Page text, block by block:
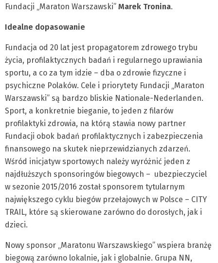
Fundacji „Maraton Warszawski” Marek Tronina.
Idealne dopasowanie
Fundacja od 20 lat jest propagatorem zdrowego trybu
życia, profilaktycznych badań i regularnego uprawiania
sportu, a co za tym idzie – dba o zdrowie fizyczne i
psychiczne Polaków. Cele i priorytety Fundacji „Maraton
Warszawski” są bardzo bliskie Nationale-Nederlanden.
Sport, a konkretnie bieganie, to jeden z filarów
profilaktyki zdrowia, na którą stawia nowy partner
Fundacji obok badań profilaktycznych i zabezpieczenia
finansowego na skutek nieprzewidzianych zdarzeń.
Wśród inicjatyw sportowych należy wyróżnić jeden z
najdłuższych sponsoringów biegowych – ubezpieczyciel
w sezonie 2015/2016 został sponsorem tytularnym
największego cyklu biegów przełajowych w Polsce – CITY
TRAIL, które są skierowane zarówno do dorosłych, jak i
dzieci.
Nowy sponsor „Maratonu Warszawskiego” wspiera branżę
biegową zarówno lokalnie, jak i globalnie. Grupa NN,